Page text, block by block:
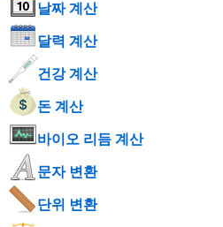
날짜 계산
달력 계산
건강 계산
돈 계산
바이오 리듬 계산
문자 변환
단위 변환